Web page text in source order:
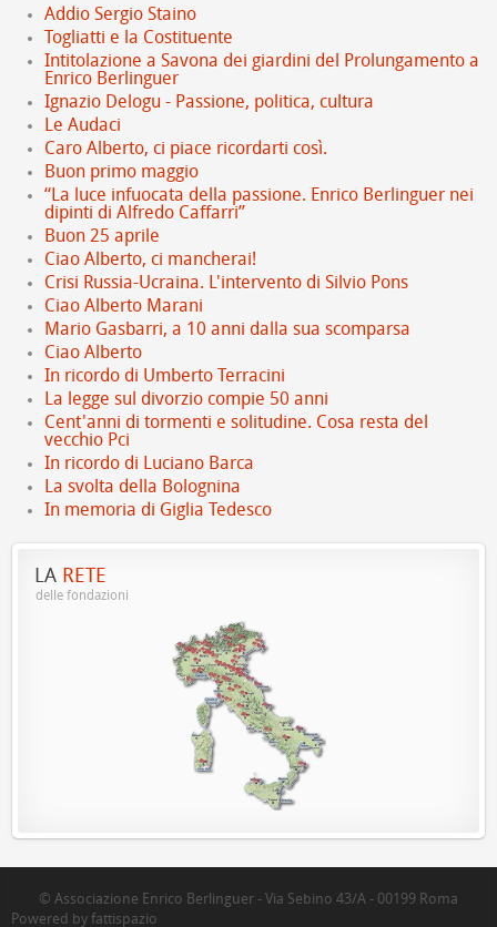
Addio Sergio Staino
Togliatti e la Costituente
Intitolazione a Savona dei giardini del Prolungamento a
Enrico Berlinguer
Ignazio Delogu - Passione, politica, cultura
Le Audaci
Caro Alberto, ci piace ricordarti così.
Buon primo maggio
“La luce infuocata della passione. Enrico Berlinguer nei
dipinti di Alfredo Caffarri”
Buon 25 aprile
Ciao Alberto, ci mancherai!
Crisi Russia-Ucraina. L'intervento di Silvio Pons
Ciao Alberto Marani
Mario Gasbarri, a 10 anni dalla sua scomparsa
Ciao Alberto
In ricordo di Umberto Terracini
La legge sul divorzio compie 50 anni
Cent'anni di tormenti e solitudine. Cosa resta del
vecchio Pci
In ricordo di Luciano Barca
La svolta della Bolognina
In memoria di Giglia Tedesco
LA RETE
delle fondazioni
© Associazione Enrico Berlinguer - Via Sebino 43/A - 00199 Roma
Powered by fattispazio